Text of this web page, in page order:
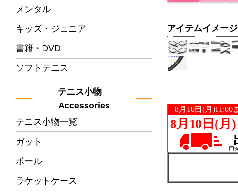
メンタル
キッズ・ジュニア
書籍・DVD
ソフトテニス
テニス小物
Accessories
テニス小物一覧
ガット
ボール
ラケットケース
アイテムイメージ